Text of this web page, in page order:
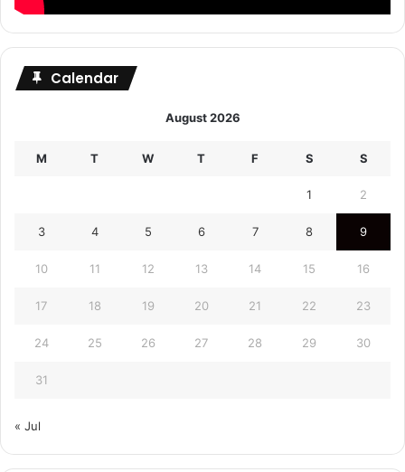
Calendar
August 2026
M T W T F S S
1 2
3 4 5 6 7 8 9
10 11 12 13 14 15 16
17 18 19 20 21 22 23
24 25 26 27 28 29 30
31
« Jul